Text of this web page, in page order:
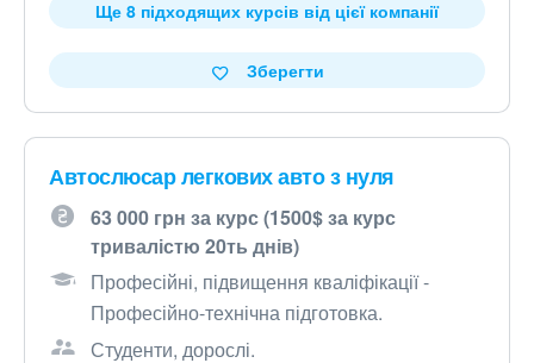
Ще 8 підходящих курсів від цієї компанії
Зберегти
Автослюсар легкових авто з нуля
63 000 грн за курс (1500$ за курс
тривалістю 20ть днів)
Професійні, підвищення кваліфікації -
Професійно-технічна підготовка.
Студенти, дорослі.